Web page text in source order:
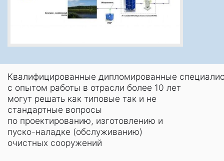
Квалифицированные дипломированные
с опытом работы в отрасли более 10 лет
могут решать как типовые так и не
стандартные вопросы
по проектированию, изготовлению и
пуско-наладке (обслуживанию)
очистных сооружений